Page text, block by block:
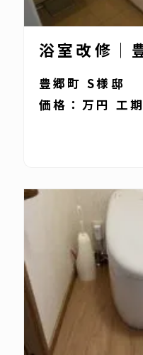
浴室改修｜
豊郷町 S様邸
価格：万円 工